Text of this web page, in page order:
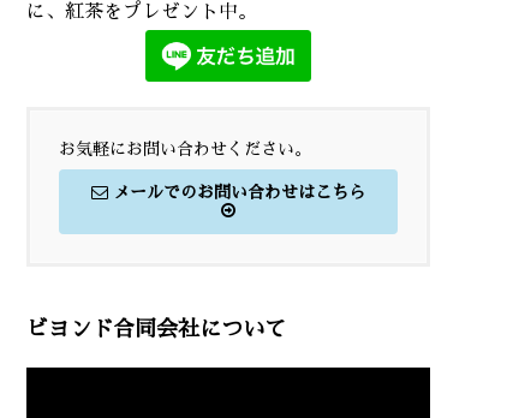
に、紅茶をプレゼント中。
お気軽にお問い合わせください。
メールでのお問い合わせはこちら
ビヨンド合同会社について